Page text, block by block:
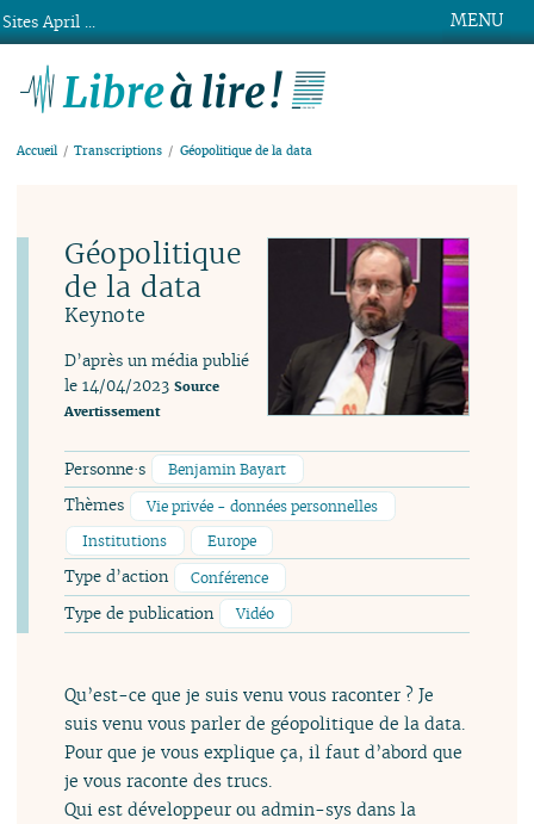
MENU
Accueil Transcriptions Géopolitique de la data
Géopolitique
de la data
Keynote
D’après un média publié
le 14/04/2023 Source
Avertissement
Personne·s Benjamin Bayart
Thèmes
Vie privée - données personnelles
Institutions
Europe
Type d’action Conférence
Type de publication Vidéo
Qu’est-ce que je suis venu vous raconter ? Je
suis venu vous parler de géopolitique de la data.
Pour que je vous explique ça, il faut d’abord que
je vous raconte des trucs.
Qui est développeur ou admin-sys dans la
Sites April ...